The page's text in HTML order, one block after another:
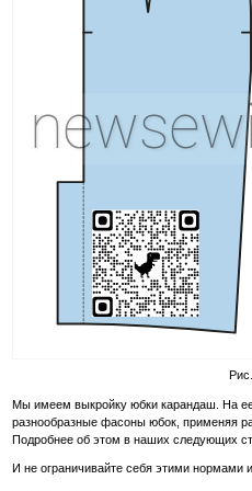
Мы имеем выкройку юбки карандаш. На
разнообразные фасоны юбок, применяя
Подробнее об этом в наших следующих
И не ограничивайте себя этими нормами